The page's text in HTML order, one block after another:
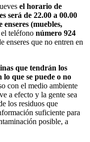
el horario de
será de 22.00 a 00.00
enseres (muebles,
teléfono número 924
enseres que no entren en
que tendrán los
que se puede o no
con el medio ambiente
a efecto y la gente sea
los residuos que
suficiente para
posible, a